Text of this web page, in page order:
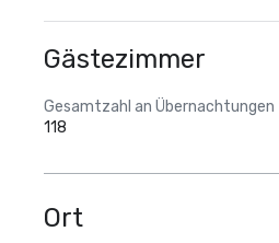
Gästezimmer
Gesamtzahl an Übernachtungen
118
Ort